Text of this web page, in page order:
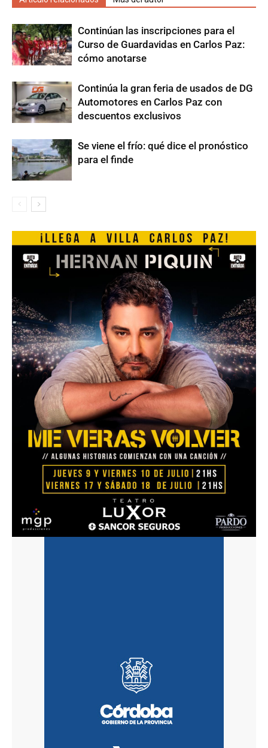
Continúan las inscripciones para el
Curso de Guardavidas en Carlos Paz:
cómo anotarse
Continúa la gran feria de usados de DG
Automotores en Carlos Paz con
descuentos exclusivos
Se viene el frío: qué dice el pronóstico
para el finde